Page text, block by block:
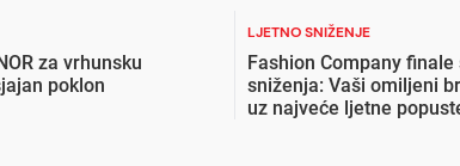
za vrhunsku
poklon
LJETNO SNIŽENJE
Fashion Company finale
sniženja: Vaši omiljeni
uz najveće ljetne